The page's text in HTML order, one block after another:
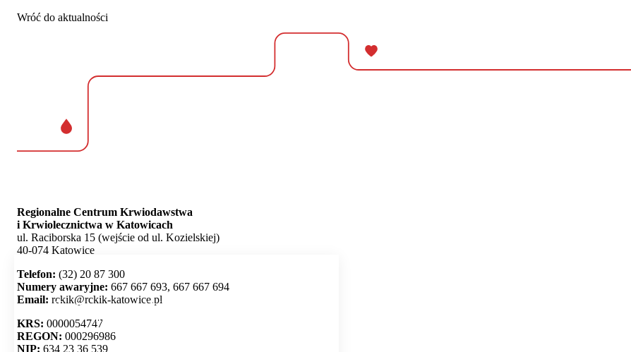
Ta strona używa plików cookie i umożliwia wybór,
które z nich chcesz zaakceptować.
Wróć do aktualności
Regionalne Centrum Krwiodawstwa
i Krwiolecznictwa w Katowicach
ul. Raciborska 15 (wejście od ul. Kozielskiej)
40-074 Katowice
Telefon: (32) 20 87 300
Numery awaryjne: 667 667 693, 667 667 694
Email: rckik@rckik-katowice.pl
KRS: 0000054747
REGON: 000296986
NIP: 634 23 36 539